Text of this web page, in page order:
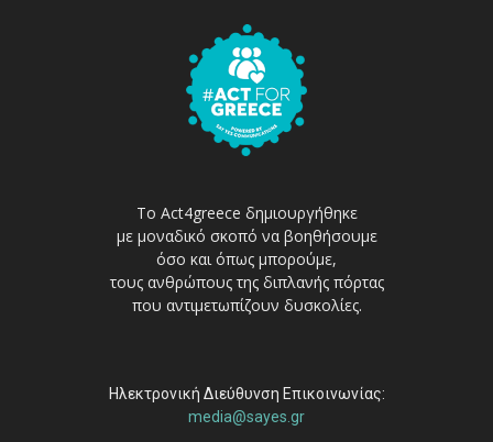
Το Act4greece δημιουργήθηκε
με μοναδικό σκοπό να βοηθήσουμε
όσο και όπως μπορούμε,
τους ανθρώπους της διπλανής πόρτας
που αντιμετωπίζουν δυσκολίες.
Ηλεκτρονική Διεύθυνση Επικοινωνίας:
media@sayes.gr